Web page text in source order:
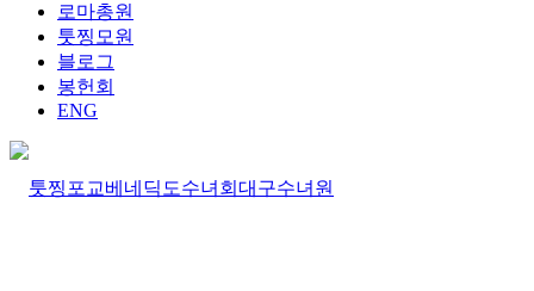
로마총원
툿찡모원
블로그
봉헌회
ENG